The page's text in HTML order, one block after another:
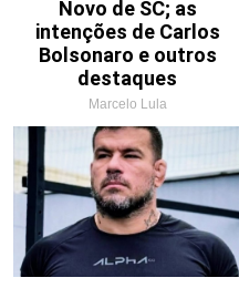
Novo de SC; as
intenções de Carlos
Bolsonaro e outros
destaques
Marcelo Lula